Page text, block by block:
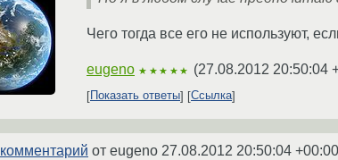
Чего тогда все его не используют,
eugeno ★★★★★ (27.08.2012 20:50:04
Показать ответы
Ссылка
комментарий от eugeno 27.08.2012 20:50:04 +00:00